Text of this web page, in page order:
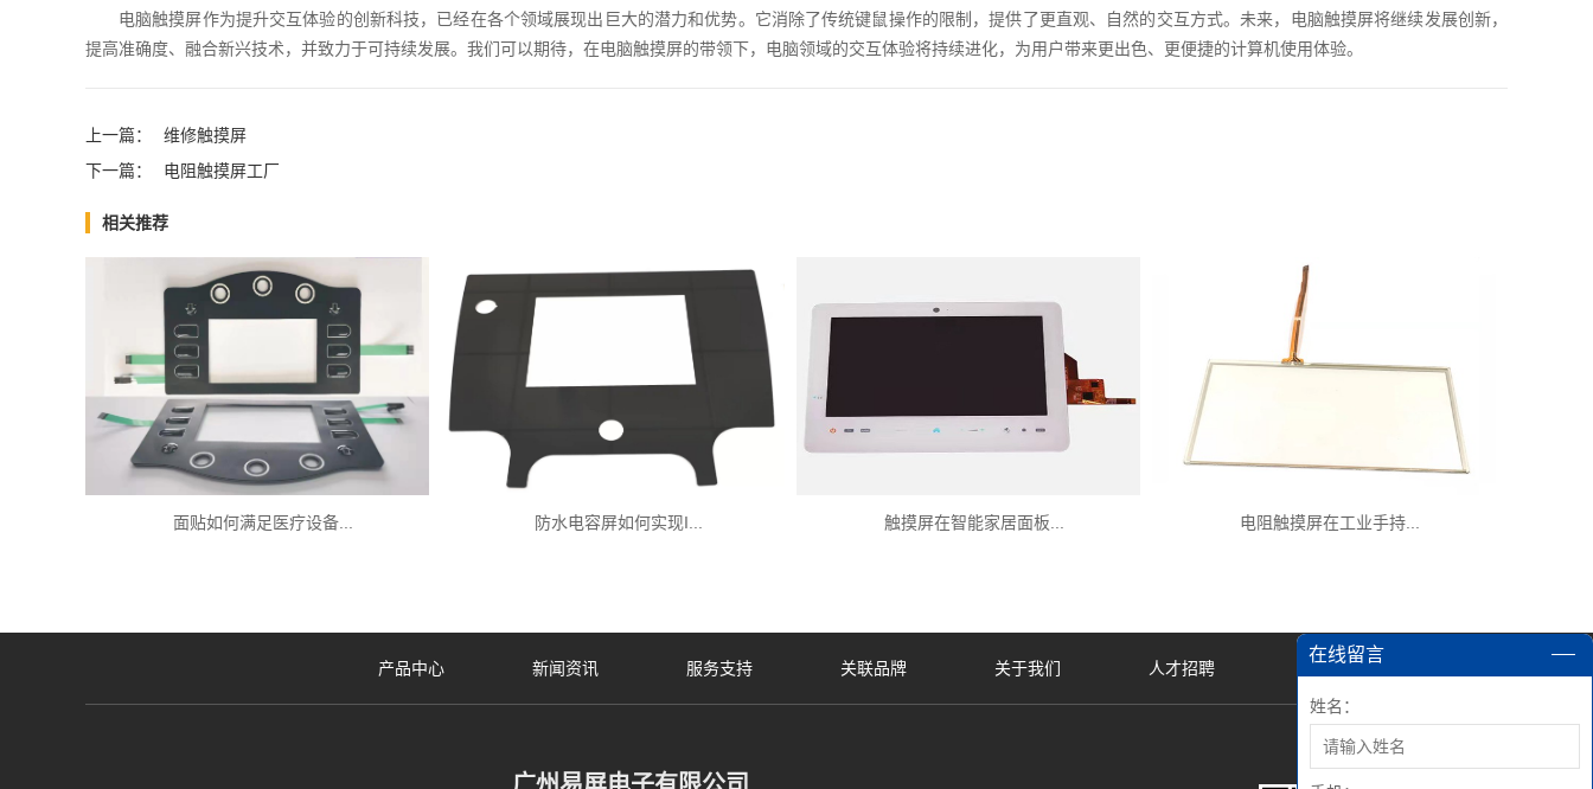
电脑触摸屏作为提升交互体验的创新科技，已经在各个领域展现出巨大的潜力和优势。它消除了传统键鼠操作的限制，提供了更直观、自然的交互方式。未来，电脑触摸屏将继续发展创新，
提高准确度、融合新兴技术，并致力于可持续发展。我们可以期待，在电脑触摸屏的带领下，电脑领域的交互体验将持续进化，为用户带来更出色、更便捷的计算机使用体验。
上一篇：
维修触摸屏
下一篇：
电阻触摸屏工厂
相关推荐
面贴如何满足医疗设备... 防水电容屏如何实现I... 触摸屏在智能家居面板... 电阻触摸屏在工业手持...
在线留言
姓名：
产品中心 新闻资讯 服务支持 关联品牌 关于我们 人才招聘